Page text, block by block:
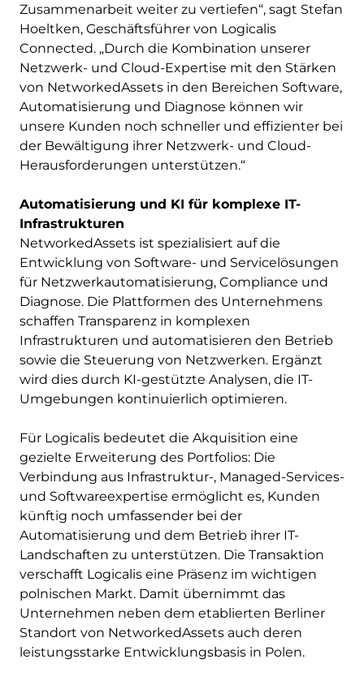
Zusammenarbeit weiter zu vertiefen“, sagt Stefan
Hoeltken, Geschäftsführer von Logicalis
Connected. „Durch die Kombination unserer
Netzwerk- und Cloud-Expertise mit den Stärken
von NetworkedAssets in den Bereichen Software,
Automatisierung und Diagnose können wir
unsere Kunden noch schneller und effizienter bei
der Bewältigung ihrer Netzwerk- und Cloud-
Herausforderungen unterstützen.“
Automatisierung und KI für komplexe IT-
Infrastrukturen
NetworkedAssets ist spezialisiert auf die
Entwicklung von Software- und Servicelösungen
für Netzwerkautomatisierung, Compliance und
Diagnose. Die Plattformen des Unternehmens
schaffen Transparenz in komplexen
Infrastrukturen und automatisieren den Betrieb
sowie die Steuerung von Netzwerken. Ergänzt
wird dies durch KI-gestützte Analysen, die IT-
Umgebungen kontinuierlich optimieren.
Für Logicalis bedeutet die Akquisition eine
gezielte Erweiterung des Portfolios: Die
Verbindung aus Infrastruktur-, Managed-Services-
und Softwareexpertise ermöglicht es, Kunden
künftig noch umfassender bei der
Automatisierung und dem Betrieb ihrer IT-
Landschaften zu unterstützen. Die Transaktion
verschafft Logicalis eine Präsenz im wichtigen
polnischen Markt. Damit übernimmt das
Unternehmen neben dem etablierten Berliner
Standort von NetworkedAssets auch deren
leistungsstarke Entwicklungsbasis in Polen.